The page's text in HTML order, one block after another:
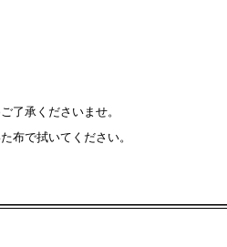
了承くださいませ。
布で拭いてください。